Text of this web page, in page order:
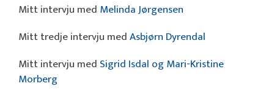
Mitt intervju med Melinda Jørgensen
Mitt tredje intervju medAsbjørn Dyrendal
Mitt intervju med Sigrid Isdal og Mari-Kristine
Morberg